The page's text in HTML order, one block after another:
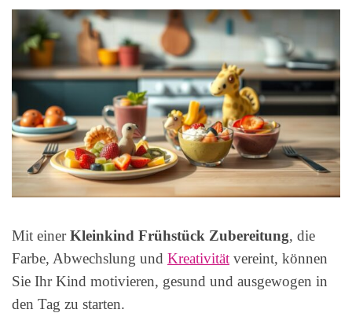
Mit einerKleinkind Frühstück Zubereitung, die
Farbe, Abwechslung und Kreativität vereint, können
Sie Ihr Kind motivieren, gesund und ausgewogen in
den Tag zu starten.